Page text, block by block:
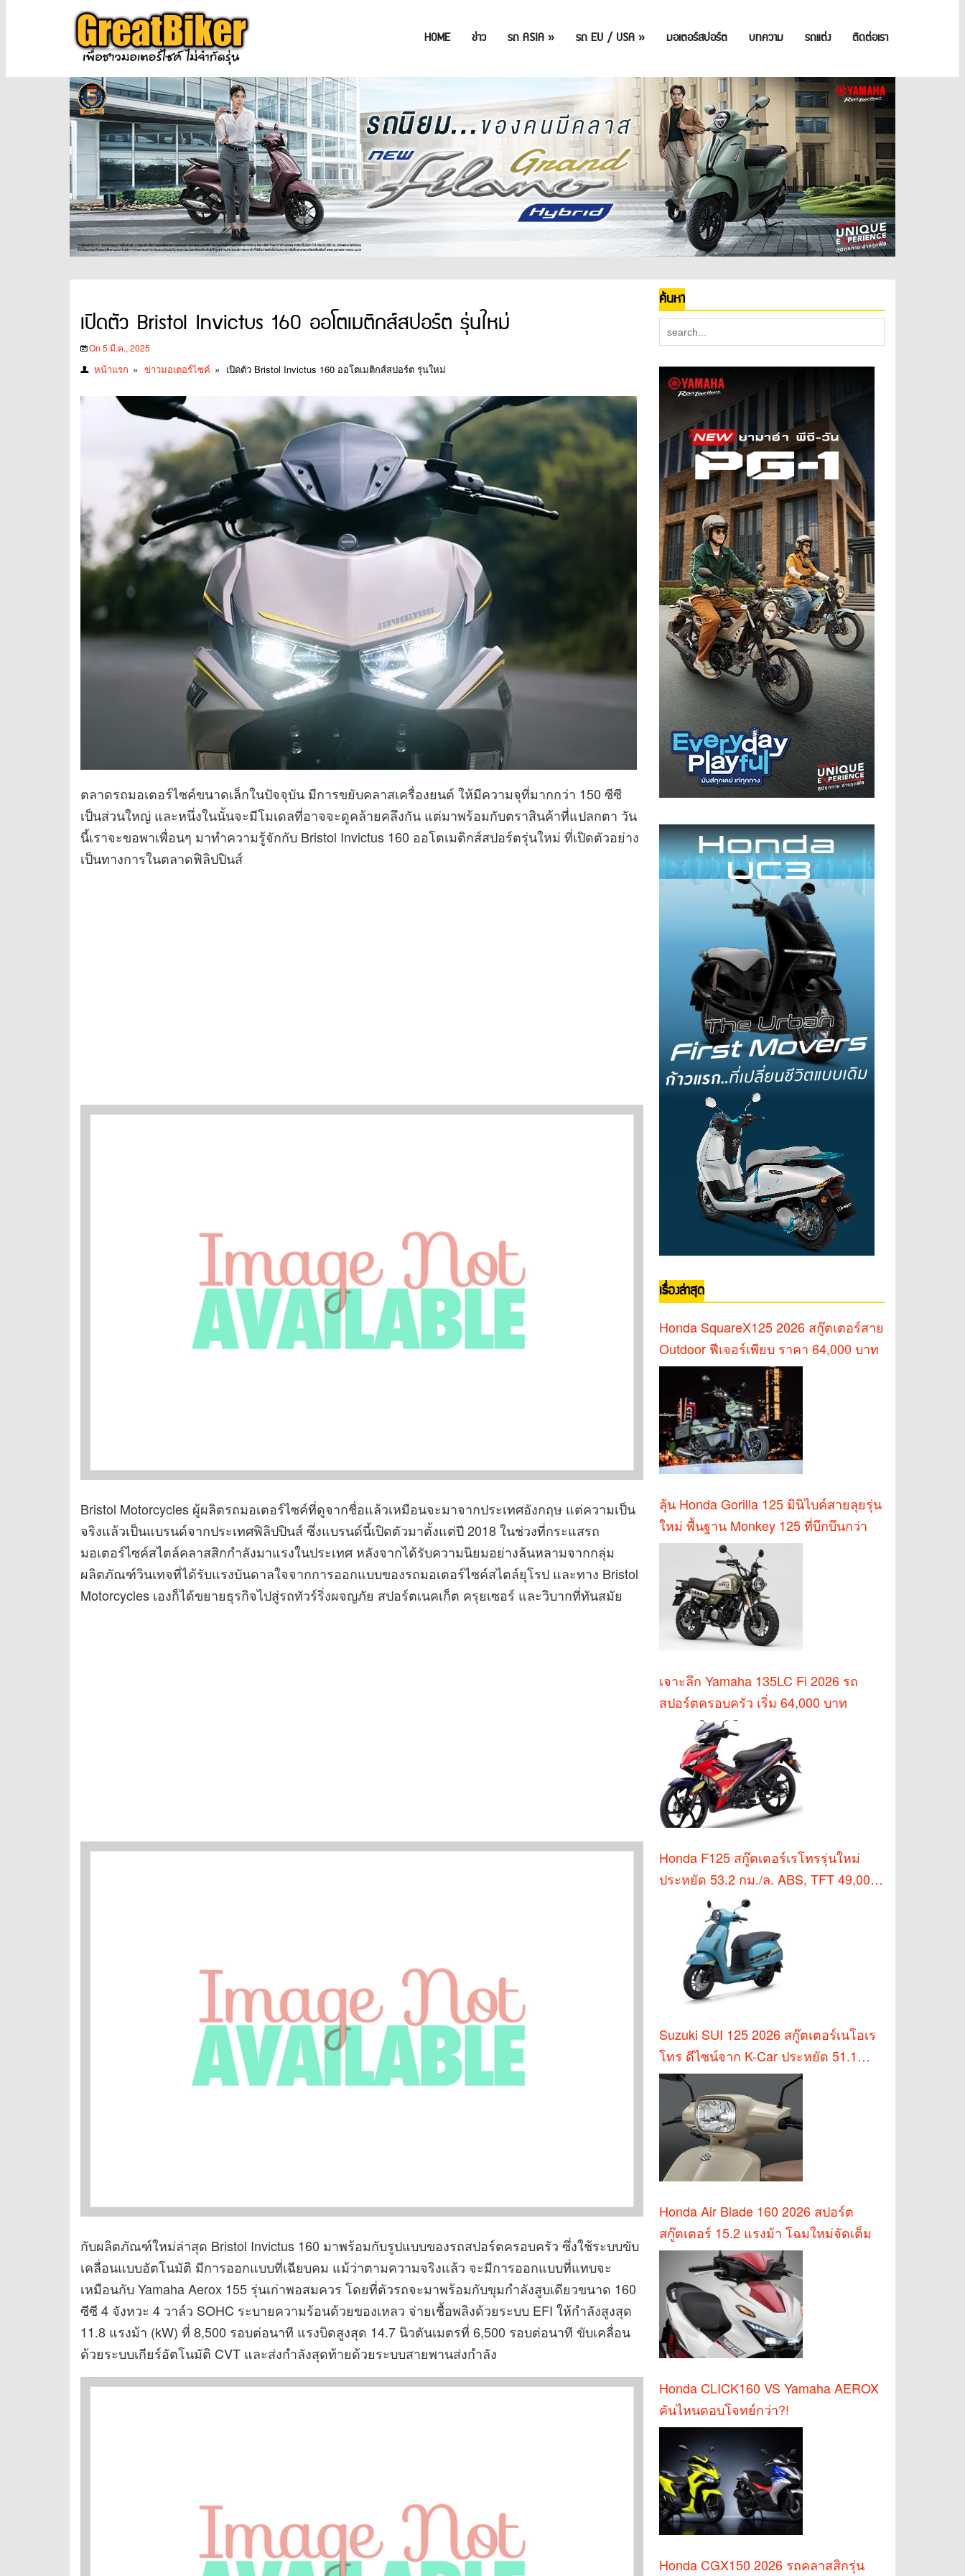
HOME ข่าว รถ ASIA » รถ EU / USA » มอเตอร์สปอร์ต บทความ รถแต่ง ติดต่อเรา
เปิดตัว Bristol Invictus 160 ออโตเมติกส์สปอร์ต รุ่นใหม่
On 5 มี.ค., 2025
หน้าแรก » ข่าวมอเตอร์ไซค์ » เปิดตัว Bristol Invictus 160 ออโตเมติกส์สปอร์ต รุ่นใหม่
ตลาดรถมอเตอร์ไซค์ขนาดเล็กในปัจจุบัน มีการขยับคลาสเครื่องยนต์ ให้มีความจุที่มากกว่า 150 ซีซี
เป็นส่วนใหญ่ และหนึ่งในนั้นจะมีโมเดลที่อาจจะดูคล้ายคลึงกัน แต่มาพร้อมกับตราสินค้าที่แปลกตา วัน
นี้เราจะขอพาเพื่อนๆ มาทำความรู้จักกับ Bristol Invictus 160 ออโตเมติกส์สปอร์ตรุ่นใหม่ ที่เปิดตัวอย่าง
เป็นทางการในตลาดฟิลิปปินส์
Bristol Motorcycles ผู้ผลิตรถมอเตอร์ไซค์ที่ดูจากชื่อแล้วเหมือนจะมาจากประเทศอังกฤษ แต่ความเป็น
จริงแล้วเป็นแบรนด์จากประเทศฟิลิปปินส์ ซึ่งแบรนด์นี้เปิดตัวมาตั้งแต่ปี 2018 ในช่วงที่กระแสรถ
มอเตอร์ไซค์สไตล์คลาสสิกกำลังมาแรงในประเทศ หลังจากได้รับความนิยมอย่างล้นหลามจากกลุ่ม
ผลิตภัณฑ์วินเทจที่ได้รับแรงบันดาลใจจากการออกแบบของรถมอเตอร์ไซค์สไตล์ยุโรป และทาง Bristol
Motorcycles เองก็ได้ขยายธุรกิจไปสู่รถทัวร์ริ่งผจญภัย สปอร์ตเนคเก็ต ครุยเซอร์ และวิบากที่ทันสมัย
กับผลิตภัณฑ์ใหม่ล่าสุด Bristol Invictus 160 มาพร้อมกับรูปแบบของรถสปอร์ตครอบครัว ซึ่งใช้ระบบขับ
เคลื่อนแบบอัตโนมัติ มีการออกแบบที่เฉียบคม แม้ว่าตามความจริงแล้ว จะมีการออกแบบที่แทบจะ
เหมือนกับ Yamaha Aerox 155 รุ่นเก่าพอสมควร โดยที่ตัวรถจะมาพร้อมกับขุมกำลังสูบเดียวขนาด 160
ซีซี 4 จังหวะ 4 วาล์ว SOHC ระบายความร้อนด้วยของเหลว จ่ายเชื้อพลิงด้วยระบบ EFI ให้กำลังสูงสุด
11.8 แรงม้า (kW) ที่ 8,500 รอบต่อนาที แรงบิดสูงสุด 14.7 นิวตันเมตรที่ 6,500 รอบต่อนาที ขับเคลื่อน
ด้วยระบบเกียร์อัตโนมัติ CVT และส่งกำลังสุดท้ายด้วยระบบสายพานส่งกำลัง
ค้นหา
เรื่องล่าสุด
Honda SquareX125 2026 สกู๊ตเตอร์สาย
Outdoor ฟีเจอร์เพียบ ราคา 64,000 บาท
ลุ้น Honda Gorilla 125 มินิไบค์สายลุยรุ่น
ใหม่ พื้นฐาน Monkey 125 ที่บึกบึนกว่า
เจาะลึก Yamaha 135LC Fi 2026 รถ
สปอร์ตครอบครัว เริ่ม 64,000 บาท
Honda F125 สกู๊ตเตอร์เรโทรรุ่นใหม่
ประหยัด 53.2 กม./ล. ABS, TFT 49,000
Suzuki SUI 125 2026 สกู๊ตเตอร์เนโอเร
โทร ดีไซน์จาก K-Car ประหยัด 51.1
กม./ล.
Honda Air Blade 160 2026 สปอร์ต
สกู๊ตเตอร์ 15.2 แรงม้า โฉมใหม่จัดเต็ม
Honda CLICK160 VS Yamaha AEROX
คันไหนตอบโจทย์กว่า?!
Honda CGX150 2026 รถคลาสสิกรุ่น